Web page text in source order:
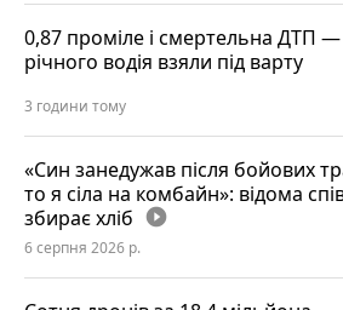
0,87 проміле і смертельна ДТП
річного водія взяли під варту
3 години тому
«Син занедужав після бойових
то я сіла на комбайн»: відома
збирає хліб play_circle_filled
6 серпня 2026 р.